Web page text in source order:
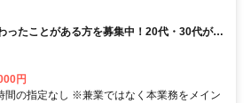
ったことがある方を募集中！20代・30代が活
円
間の指定なし ※兼業ではなく本業務をメイン